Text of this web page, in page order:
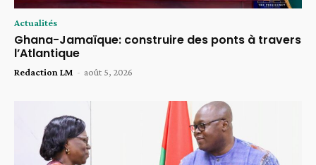
Actualités
Ghana-Jamaïque: construire des ponts à travers
l’Atlantique
Redaction LM - août 5, 2026